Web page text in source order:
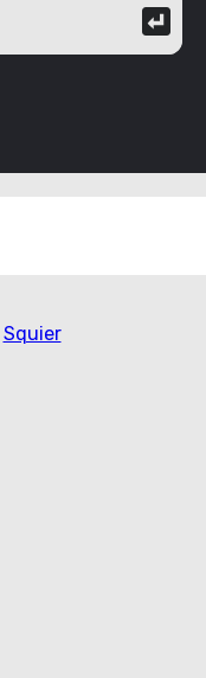
Squier